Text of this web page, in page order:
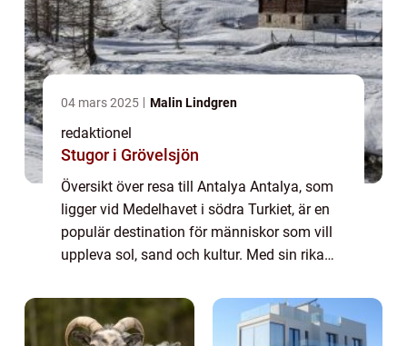
04 mars 2025 Malin Lindgren
redaktionel
Stugor i Grövelsjön
Översikt över resa till Antalya Antalya, som
ligger vid Medelhavet i södra Turkiet, är en
populär destination för människor som vill
uppleva sol, sand och kultur. Med sin rika
aktiviteter har Antalya något...